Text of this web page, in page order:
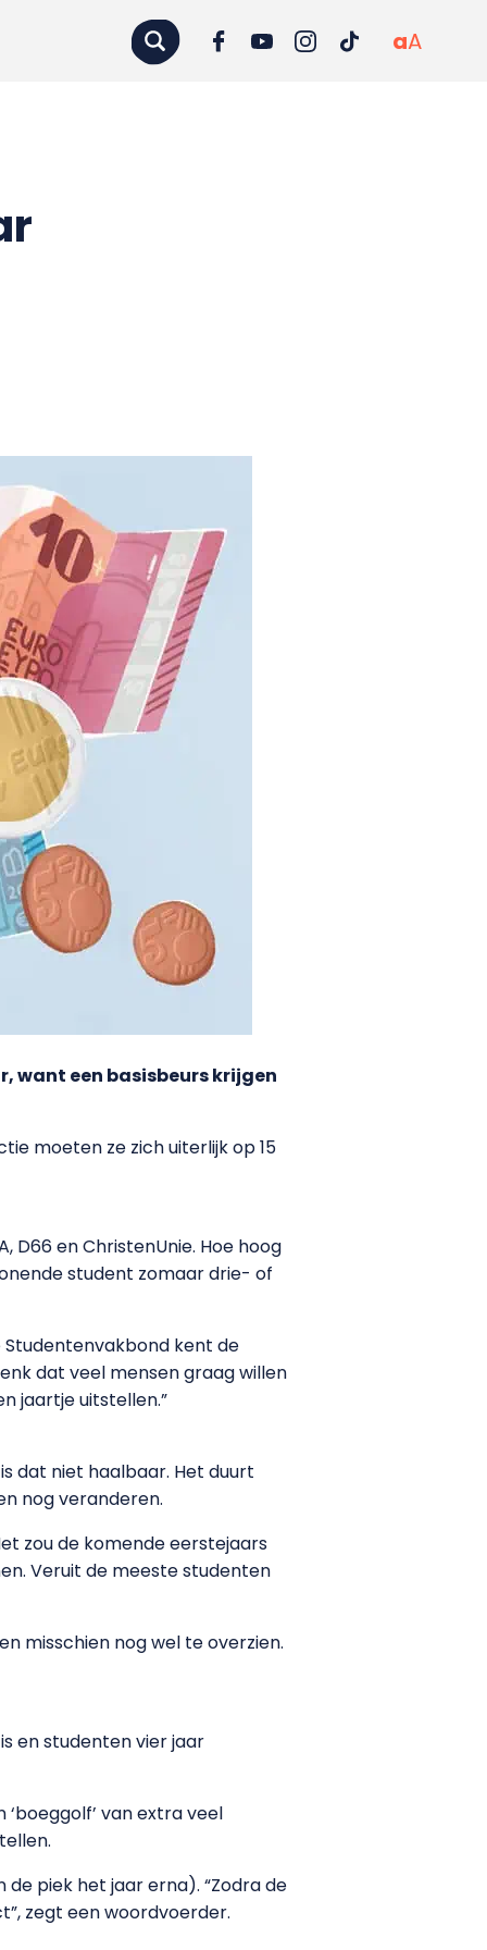
aA
want een basisbeurs krijgen
moeten ze zich uiterlijk op 15
D66 en ChristenUnie. Hoe hoog
student zomaar drie- of
Studentenvakbond kent de
dat veel mensen graag willen
jaartje uitstellen.”
dat niet haalbaar. Het duurt
nog veranderen.
zou de komende eerstejaars
Veruit de meeste studenten
misschien nog wel te overzien.
en studenten vier jaar
van extra veel
piek het jaar erna). “Zodra de
zegt een woordvoerder.